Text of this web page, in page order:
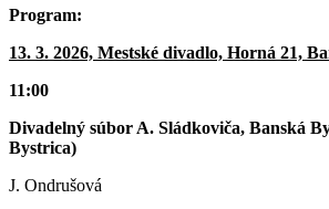
Program:
13. 3. 2026, Mestské divadlo, Horná 21,
11:00
Divadelný súbor A. Sládkoviča, Banská
Bystrica)
J. Ondrušová